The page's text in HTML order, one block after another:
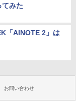
てみた
「AINOTE 2」は
お問い合わせ